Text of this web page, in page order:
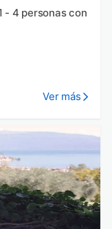
- 4 personas con
Ver más